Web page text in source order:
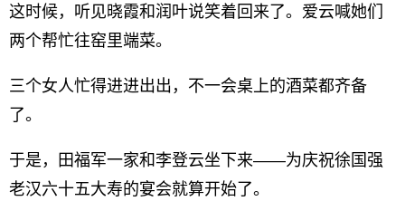
这时候，听见晓霞和润叶说笑着回来了。爱云喊她们
两个帮忙往窑里端菜。
三个女人忙得进进出出，不一会桌上的酒菜都齐备
了。
于是，田福军一家和李登云坐下来——为庆祝徐国强
老汉六十五大寿的宴会就算开始了。